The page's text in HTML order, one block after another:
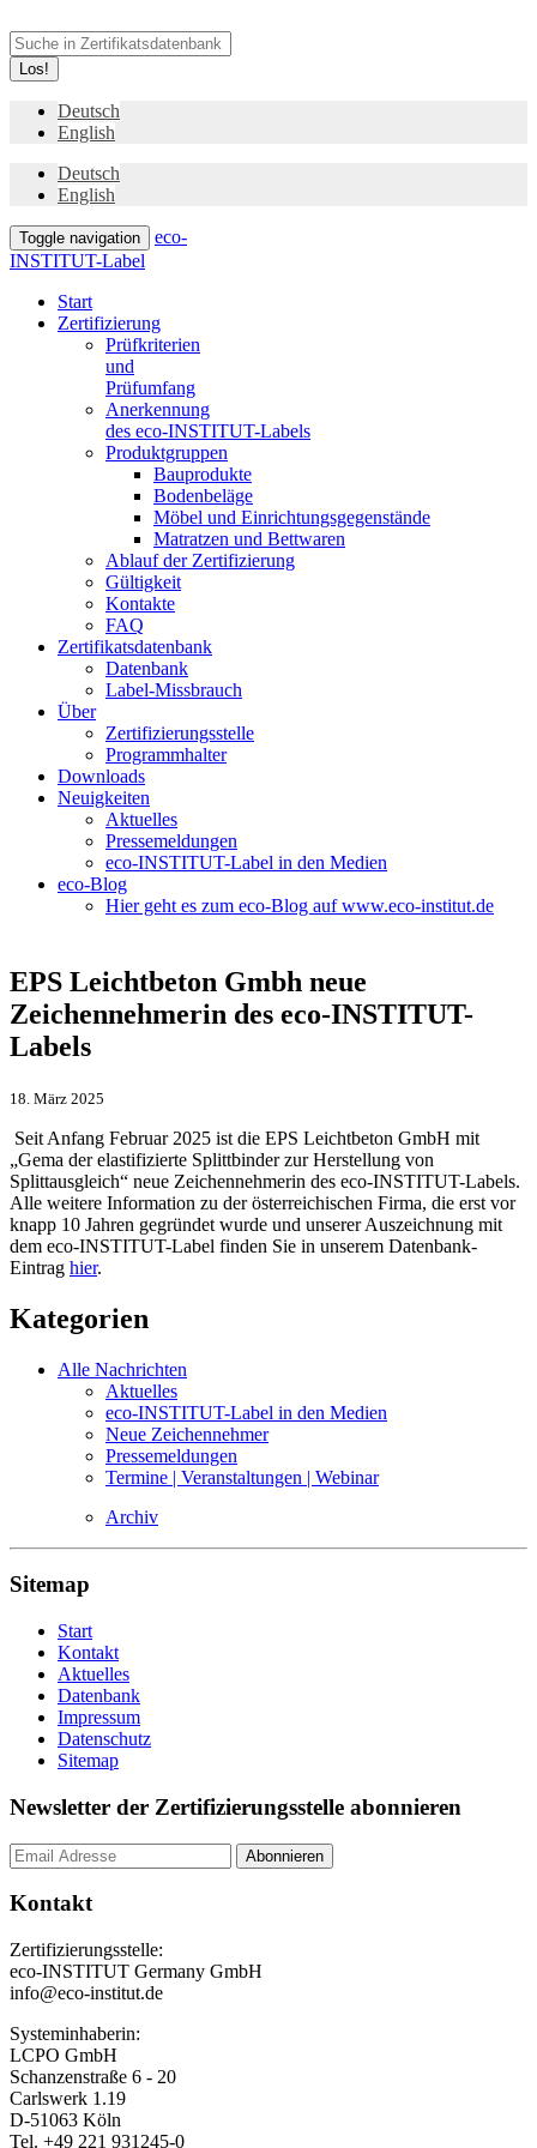
Los!
Deutsch
English
Deutsch
English
Toggle navigation
eco-
INSTITUT-Label
Start
Zertifizierung
Prüfkriterien
und
Prüfumfang
Anerkennung
des eco-INSTITUT-Labels
Produktgruppen
Bauprodukte
Bodenbeläge
Möbel und Einrichtungsgegenstände
Matratzen und Bettwaren
Ablauf der Zertifizierung
Gültigkeit
Kontakte
FAQ
Zertifikatsdatenbank
Datenbank
Label-Missbrauch
Über
Zertifizierungsstelle
Programmhalter
Downloads
Neuigkeiten
Aktuelles
Pressemeldungen
eco-INSTITUT-Label in den Medien
eco-Blog
Hier geht es zum eco-Blog auf www.eco-institut.de
EPS Leichtbeton Gmbh neue
Zeichennehmerin des eco-INSTITUT-
Labels
18. März 2025
Seit Anfang Februar 2025 ist die EPS Leichtbeton GmbH mit
„Gema der elastifizierte Splittbinder zur Herstellung von
Splittausgleich“ neue Zeichennehmerin des eco-INSTITUT-Labels.
Alle weitere Information zu der österreichischen Firma, die erst vor
knapp 10 Jahren gegründet wurde und unserer Auszeichnung mit
dem eco-INSTITUT-Label finden Sie in unserem Datenbank-
Eintrag hier.
Kategorien
Alle Nachrichten
Aktuelles
eco-INSTITUT-Label in den Medien
Neue Zeichennehmer
Pressemeldungen
Termine | Veranstaltungen | Webinar
Archiv
Sitemap
Start
Kontakt
Aktuelles
Datenbank
Impressum
Datenschutz
Sitemap
Newsletter der Zertifizierungsstelle abonnieren
Kontakt
Zertifizierungsstelle:
eco-INSTITUT Germany GmbH
info@eco-institut.de
Systeminhaberin:
LCPO GmbH
Schanzenstraße 6 - 20
Carlswerk 1.19
D-51063 Köln
Tel. +49 221 931245-0